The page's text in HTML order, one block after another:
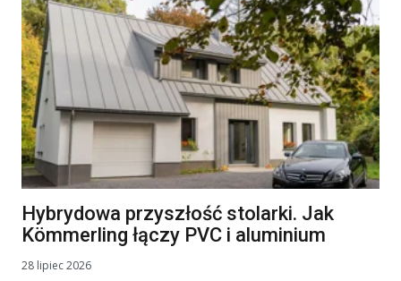
Hybrydowa przyszłość stolarki. Jak
Kömmerling łączy PVC i aluminium
28 lipiec 2026